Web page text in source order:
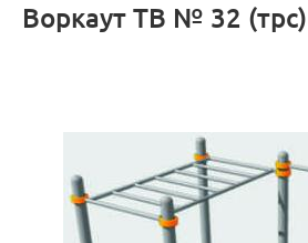
Воркаут ТВ № 32 (трс)